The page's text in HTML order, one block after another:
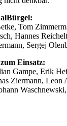
Tom
Hannes
Sergej
Einsatz:
Gampe, Erik
Ziermann, Leon